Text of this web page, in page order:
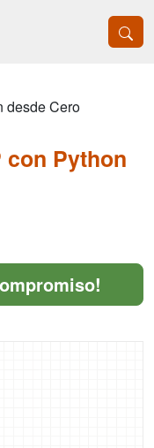
desde Cero
con Python